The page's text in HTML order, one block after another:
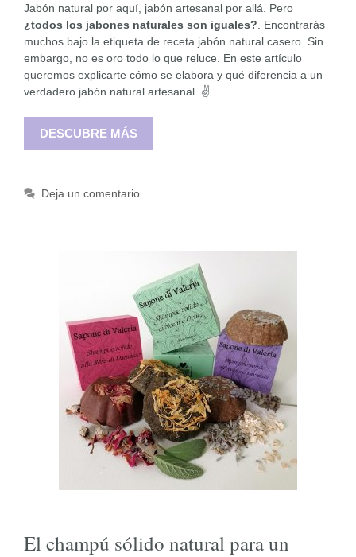
Jabón natural por aquí, jabón artesanal por allá. Pero
¿todos los jabones naturales son iguales? . Encontrarás
muchos bajo la etiqueta de receta jabón natural casero. Sin
embargo, no es oro todo lo que reluce. En este artículo
queremos explicarte cómo se elabora y qué diferencia a un
verdadero jabón natural artesanal. ✌️
DESCUBRE MÁS
Deja un comentario
El champú sólido natural para un